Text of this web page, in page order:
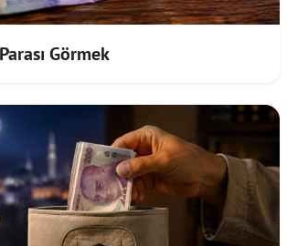
Görmek